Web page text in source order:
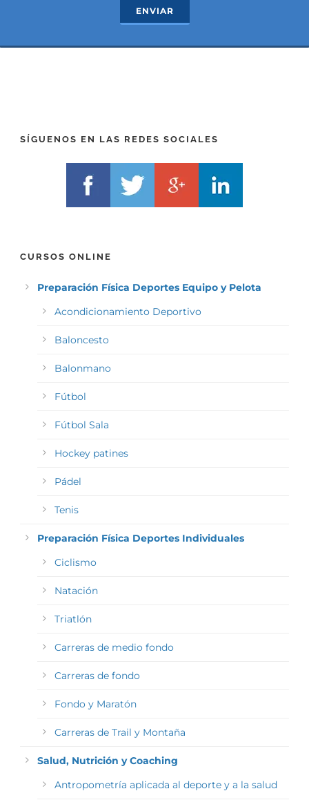
F
ENVIAR
SÍGUENOS EN LAS REDES SOCIALES
CURSOS ONLINE
Preparación Física Deportes Equipo y Pelota
Acondicionamiento Deportivo
Baloncesto
Balonmano
Fútbol
Fútbol Sala
Hockey patines
Pádel
Tenis
Preparación Física Deportes Individuales
Ciclismo
Natación
Triatlón
Carreras de medio fondo
Carreras de fondo
Fondo y Maratón
Carreras de Trail y Montaña
Salud, Nutrición y Coaching
Antropometría aplicada al deporte y a la salud